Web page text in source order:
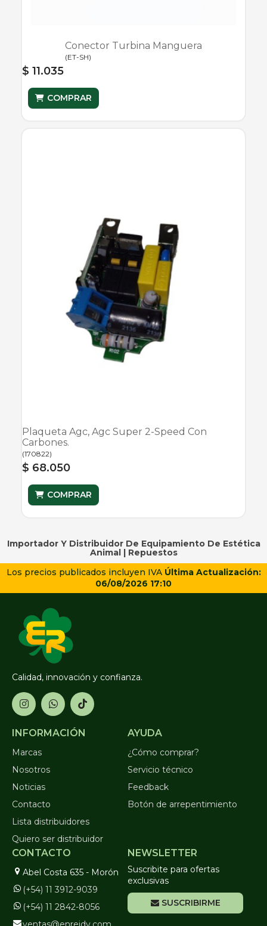
Conector Turbina Manguera
(ET-SH)
$ 11.035
COMPRAR
Plaqueta Agc, Agc Super 2-Speed Con
Carbones.
(170822)
$ 68.050
COMPRAR
Importador Y Distribuidor De Equipamiento De Estética
Animal | Repuestos
Los precios publicados incluyen IVA Última Actualización:
06/08/2026 17:10
Calidad, innovación y confianza.
INFORMACIÓN
Marcas
Nosotros
Noticias
Contacto
Lista distribuidores
Quiero ser distribuidor
AYUDA
¿Cómo comprar?
Servicio técnico
Feedback
Botón de arrepentimiento
CONTACTO
Abel Costa 635 - Morón
(+54) 11 3912-9039
(+54) 11 2842-8056
NEWSLETTER
Suscribite para ofertas
exclusivas
SUSCRIBIRME